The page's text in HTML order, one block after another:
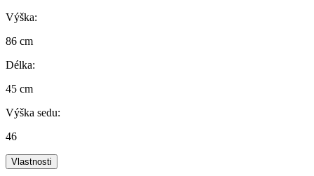
Výška:
86 cm
Délka:
45 cm
Výška sedu:
46
Vlastnosti